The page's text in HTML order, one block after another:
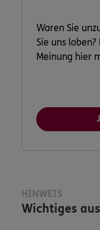
Waren Sie
Sie uns
Meinung hier
HINWEIS
Wichtiges